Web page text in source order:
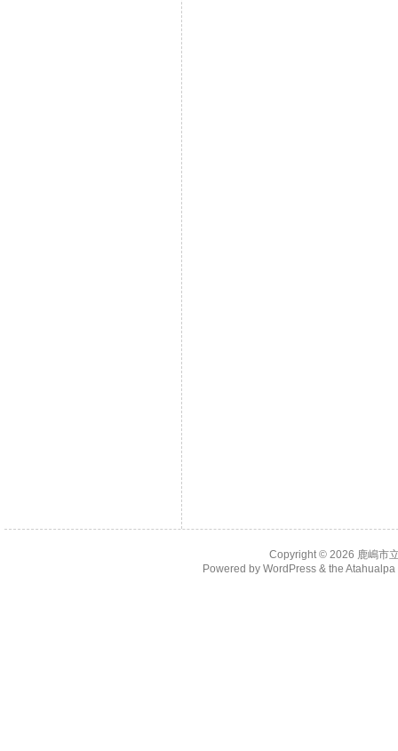
Copyright © 2026 鹿嶋市
Powered by WordPress& the Atahualpa